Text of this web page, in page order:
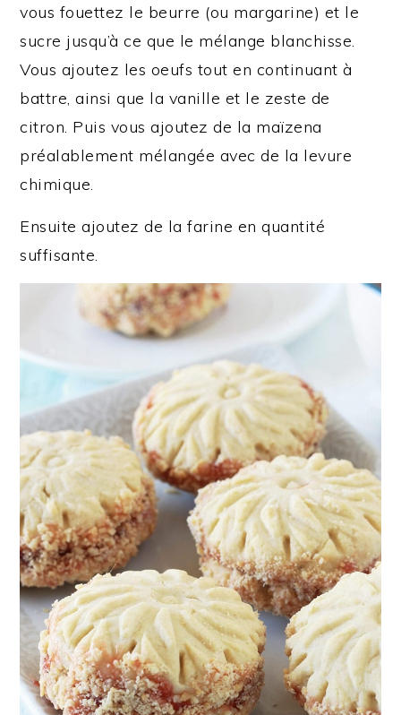
vous fouettez le beurre (ou margarine) et le
sucre jusqu’à ce que le mélange blanchisse.
Vous ajoutez les oeufs tout en continuant à
battre, ainsi que la vanille et le zeste de
citron. Puis vous ajoutez de la maïzena
préalablement mélangée avec de la levure
chimique.
Ensuite ajoutez de la farine en quantité
suffisante.